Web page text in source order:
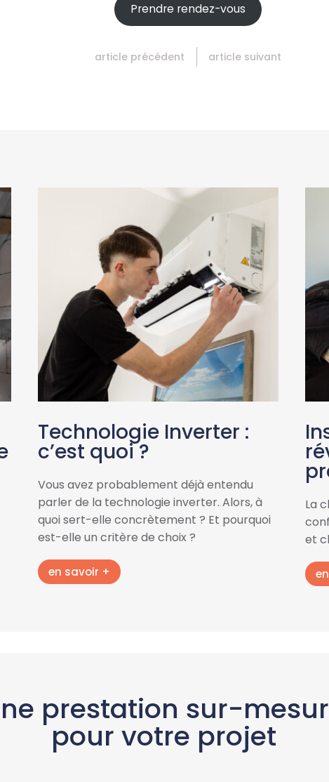
Prendre rendez-vous
article précédent article suivant
Technologie Inverter :
c’est quoi ?
Vous avez probablement déjà entendu
parler de la technologie inverter. Alors, à
quoi sert-elle concrètement ? Et pourquoi
est-elle un critère de choix ?
en savoir +
La
et
prestation sur-
pour votre projet